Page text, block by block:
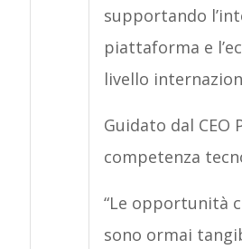
supportando
piattaforma e
livello
Guidato dal CEO
competenza
“Le opportunità
sono ormai